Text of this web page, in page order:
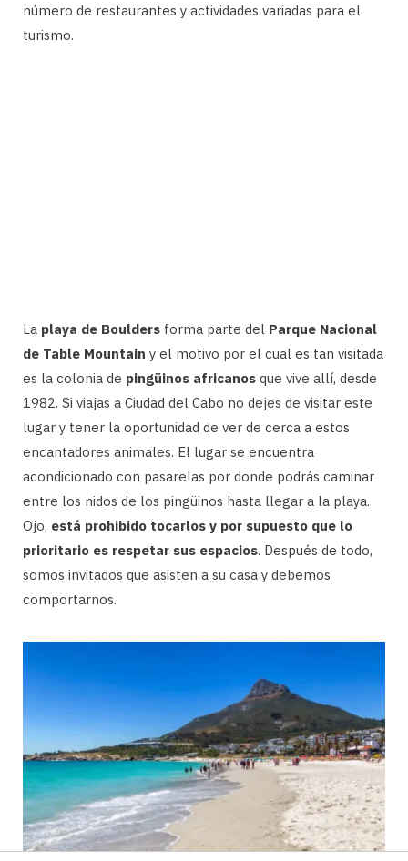
número de restaurantes y actividades variadas para el
turismo.
La playa de Boulders forma parte del Parque Nacional
de Table Mountain y el motivo por el cual es tan visitada
es la colonia de pingüinos africanos que vive allí, desde
1982. Si viajas a Ciudad del Cabo no dejes de visitar este
lugar y tener la oportunidad de ver de cerca a estos
encantadores animales. El lugar se encuentra
acondicionado con pasarelas por donde podrás caminar
entre los nidos de los pingüinos hasta llegar a la playa.
Ojo, está prohibido tocarlos y por supuesto que lo
prioritario es respetar sus espacios. Después de todo,
somos invitados que asisten a su casa y debemos
comportarnos.